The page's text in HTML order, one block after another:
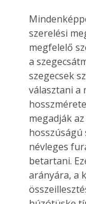
A Laptapiron
Ezermester, az
Extra és az
Timer lapszámai,
visszamenőleg is! A
innovatív, praktikus
megoldás a
magazinok digitális
számítógépen,
vagy táblagépen.
az otthonában,
nyaralás, pihenés
elérhetők
bármikor, akár
szerelési
megfelelő
a
szegecsek
választani a
megadják
hosszúságú
névleges
betartani.
arányára, a